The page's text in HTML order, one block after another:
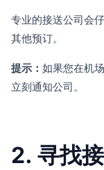
专业的接送公司会
其他预订。
提示： 如果您在机
立刻通知公司。
2. 寻找